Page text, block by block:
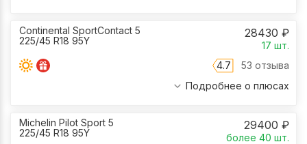
Continental SportContact 5
225/45 R18 95Y
28430 ₽
17 шт.
4.7
53 отзыва
Подробнее о плюсах
Michelin Pilot Sport 5
225/45 R18 95Y
29400 ₽
более 40 шт.